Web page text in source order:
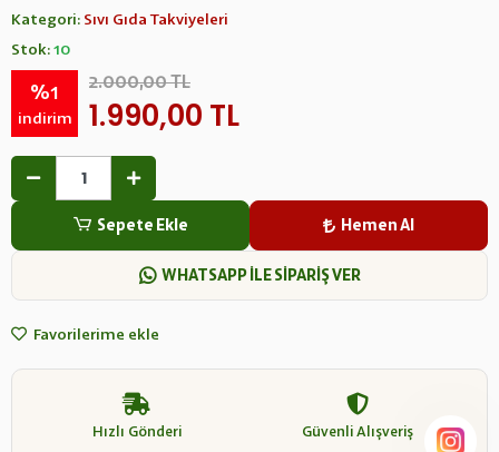
Kategori: Sıvı Gıda Takviyeleri
Stok:10
%1
indirim
2.000,00 TL
1.990,00 TL
Sepete Ekle Hemen Al
WHATSAPP İLE SİPARİŞ VER
Favorilerime ekle
Hızlı Gönderi Güvenli Alışveriş